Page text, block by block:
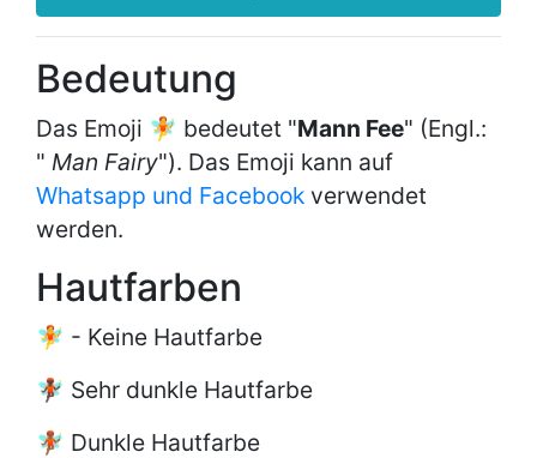
Bedeutung
Das Emoji 🧚 bedeutet "Mann Fee" (Engl.:
" Man Fairy"). Das Emoji kann auf
Whatsapp und Facebook verwendet
werden.
Hautfarben
🧚 - Keine Hautfarbe
🧚🏿 Sehr dunkle Hautfarbe
🧚🏾 Dunkle Hautfarbe